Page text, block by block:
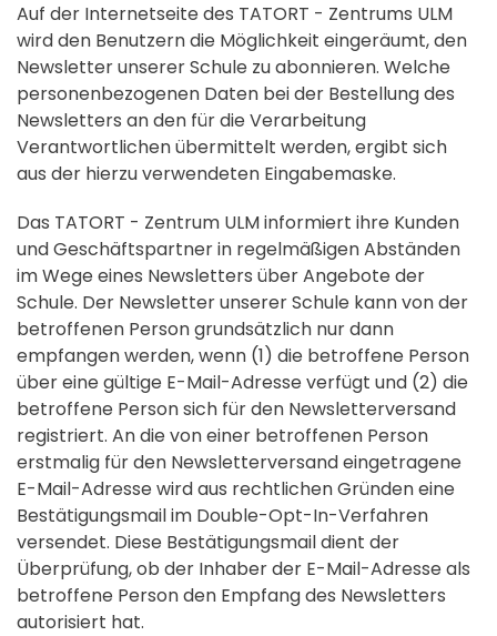
Auf der Internetseite des TATORT - Zentrums ULM
wird den Benutzern die Möglichkeit eingeräumt, den
Newsletter unserer Schule zu abonnieren. Welche
personenbezogenen Daten bei der Bestellung des
Newsletters an den für die Verarbeitung
Verantwortlichen übermittelt werden, ergibt sich
aus der hierzu verwendeten Eingabemaske.
Das TATORT - Zentrum ULM informiert ihre Kunden
und Geschäftspartner in regelmäßigen Abständen
im Wege eines Newsletters über Angebote der
Schule. Der Newsletter unserer Schule kann von der
betroffenen Person grundsätzlich nur dann
empfangen werden, wenn (1) die betroffene Person
über eine gültige E-Mail-Adresse verfügt und (2) die
betroffene Person sich für den Newsletterversand
registriert. An die von einer betroffenen Person
erstmalig für den Newsletterversand eingetragene
E-Mail-Adresse wird aus rechtlichen Gründen eine
Bestätigungsmail im Double-Opt-In-Verfahren
versendet. Diese Bestätigungsmail dient der
Überprüfung, ob der Inhaber der E-Mail-Adresse als
betroffene Person den Empfang des Newsletters
autorisiert hat.